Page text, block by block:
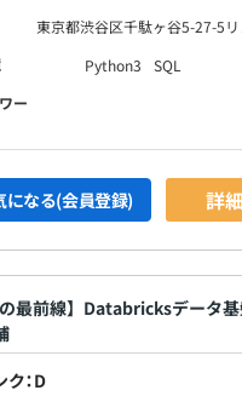
東京都渋谷区千駄ヶ谷5-27-5
Python3
SQL
ー
になる(会員登録) 詳
の最前線】Databricksデータ
：D